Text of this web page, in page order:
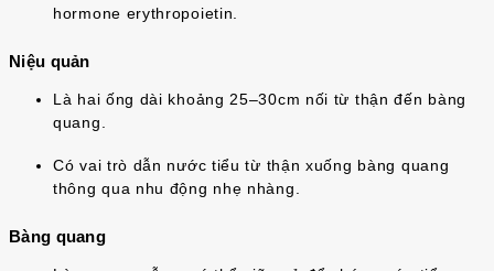
hormone erythropoietin.
Niệu quản
Là hai ống dài khoảng 25–30cm nối từ thận đến bàng
quang.
Có vai trò dẫn nước tiểu từ thận xuống bàng quang
thông qua nhu động nhẹ nhàng.
Bàng quang